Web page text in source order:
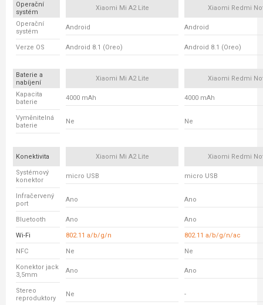
Operační
systém
Xiaomi Mi A2 Lite Xiaomi Redmi
Operační
systém
Android Android
Verze OS Android 8.1 (Oreo) Android 8.1 (Oreo)
Baterie a
nabíjení
Xiaomi Mi A2 Lite Xiaomi Redmi
Kapacita
baterie
4000 mAh 4000 mAh
Vyměnitelná
baterie
Ne Ne
Konektivita Xiaomi Mi A2 Lite Xiaomi Redmi
Systémový
konektor
micro USB micro USB
Infračervený
port
Ano Ano
Bluetooth Ano Ano
Wi-Fi 802.11 a/b/g/n 802.11 a/b/g/n/ac
NFC Ne Ne
Konektor jack
3,5mm
Ano Ano
Stereo
reproduktory
Ne -